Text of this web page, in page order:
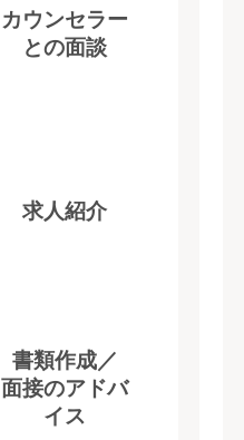
カウンセラー
との面談
求人紹介
書類作成／
面接のアドバ
イス